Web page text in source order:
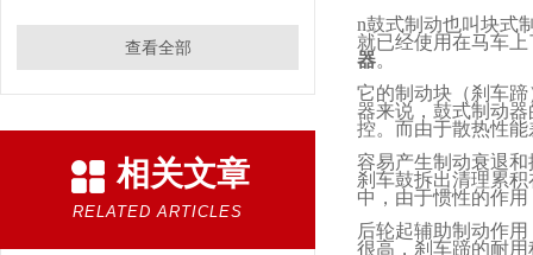
查看全部
相关文章
RELATED ARTICLES
n鼓式制动也叫块式
就已经使用在马车
器。
它的制动块（刹车
器来说，鼓式制动
控。而由于散热性
容易产生制动衰退
刹车鼓拆出清理累
中，由于惯性的作
后轮起辅助制动作
很高，刹车蹄的耐